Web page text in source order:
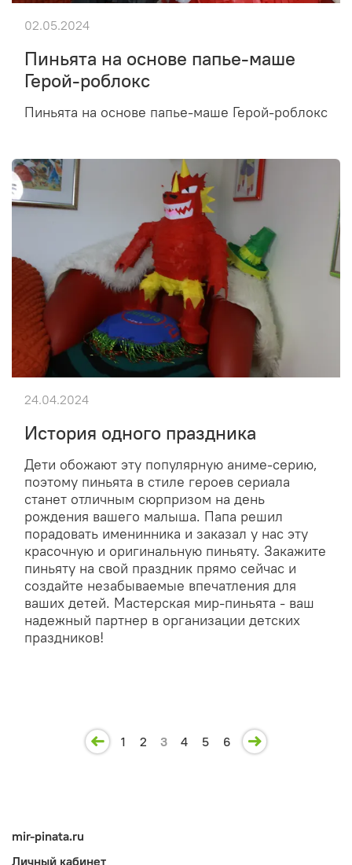
Пиньята на основе папье-маше
Герой-роблокс
Пиньята на основе папье-маше Герой-роблокс
02.05.2024
История одного праздника
Дети обожают эту популярную аниме-серию,
поэтому пиньята в стиле героев сериала
станет отличным сюрпризом на день
рождения вашего малыша. Папа решил
порадовать именинника и заказал у нас эту
красочную и оригинальную пиньяту. Закажите
пиньяту на свой праздник прямо сейчас и
создайте незабываемые впечатления для
ваших детей. Мастерская мир-пиньята - ваш
надежный партнер в организации детских
праздников!
24.04.2024
1 2 3 4 5 6
mir-pinata.ru
Личный кабинет